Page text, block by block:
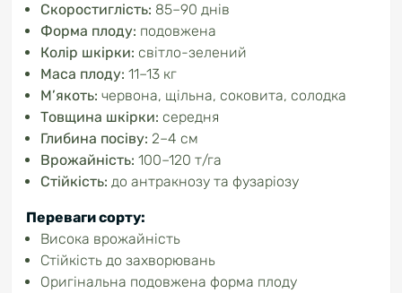
Скоростиглість: 85–90 днів
Форма плоду: подовжена
Колір шкірки: світло-зелений
Маса плоду: 11–13 кг
М’якоть: червона, щільна, соковита, солодка
Товщина шкірки: середня
Глибина посіву: 2–4 см
Врожайність: 100–120 т/га
Стійкість: до антракнозу та фузаріозу
Переваги сорту:
Висока врожайність
Стійкість до захворювань
Оригінальна подовжена форма плоду